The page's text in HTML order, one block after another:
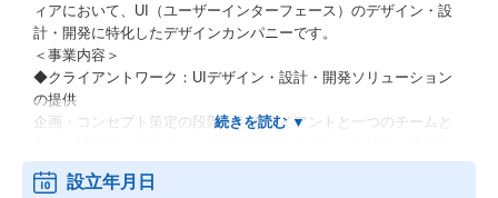
ィアにおいて、UI（ユーザーインターフェース）のデザイン・設
計・開発に特化したデザインカンパニーです。
＜事業内容＞
◆クライアントワーク：UIデザイン・設計・開発ソリューション
の提供
企画・コンセプト策定の段階からクライアントと一つのチームと
実装までを一気通貫して行います。
◆ReDesigner：デザイン会社によるデザイナー向けのキャリア支
設立年月日